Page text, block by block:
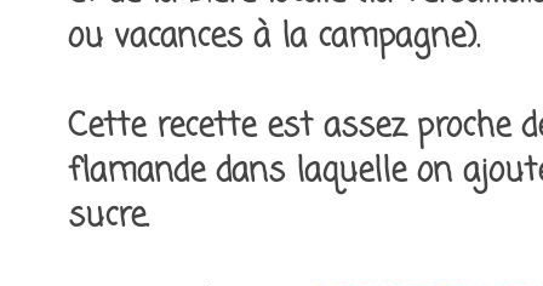
ou vacances à la campagne).
Cette recette est assez proche
flamande dans laquelle on
sucre.